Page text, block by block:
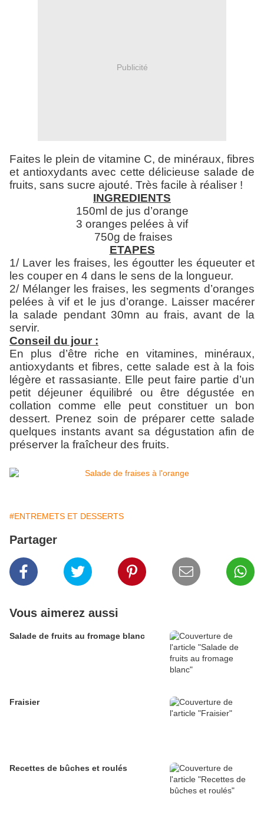
Publicité
Faites le plein de vitamine C, de minéraux, fibres
et antioxydants avec cette délicieuse salade de
fruits, sans sucre ajouté. Très facile à réaliser !
INGREDIENTS
150ml de jus d’orange
3 oranges pelées à vif
750g de fraises
ETAPES
1/ Laver les fraises, les égoutter les équeuter et
les couper en 4 dans le sens de la longueur.
2/ Mélanger les fraises, les segments d’oranges
pelées à vif et le jus d’orange. Laisser macérer
la salade pendant 30mn au frais, avant de la
servir.
Conseil du jour :
En plus d’être riche en vitamines, minéraux,
antioxydants et fibres, cette salade est à la fois
légère et rassasiante. Elle peut faire partie d’un
petit déjeuner équilibré ou être dégustée en
collation comme elle peut constituer un bon
dessert. Prenez soin de préparer cette salade
quelques instants avant sa dégustation afin de
préserver la fraîcheur des fruits.
#ENTREMETS ET DESSERTS
Partager
Vous aimerez aussi
Salade de fruits au fromage blanc
Fraisier
Recettes de bûches et roulés